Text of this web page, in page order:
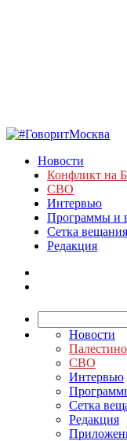
Новости
Конфликт на
СВО
Интервью
Программы и
Сетка вещания
Редакция
Новости
СВО
Интервью
Сетка
Редакция